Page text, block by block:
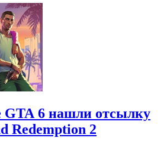
GTA 6 нашли отсылку
Redemption 2